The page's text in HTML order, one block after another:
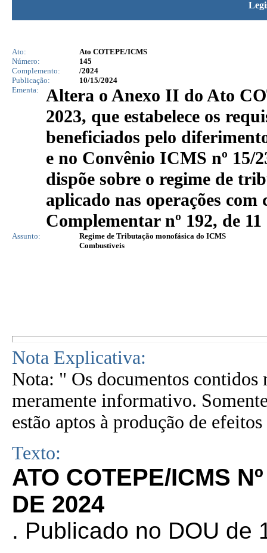
Ato:
Ato COTEPE/ICMS
Número:
145
Complemento:
/2024
Publicação:
10/15/2024
Ementa:
Altera o Anexo II do Ato
2023, que estabelece os
beneficiados pelo
e no Convênio ICMS nº 15/
dispõe sobre o regime de
aplicado nas operações
Complementar nº 192, de
Assunto:
Regime de Tributação monofásica do ICMS
Combustíveis
Nota Explicativa:
Nota: " Os documentos contidos
meramente informativo.
estão aptos à produção de
Texto:
ATO COTEPE/ICMS
DE 2024
. Publicado no DOU de